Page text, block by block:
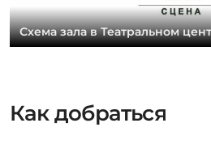
Схема зала в Театральном
Как добраться